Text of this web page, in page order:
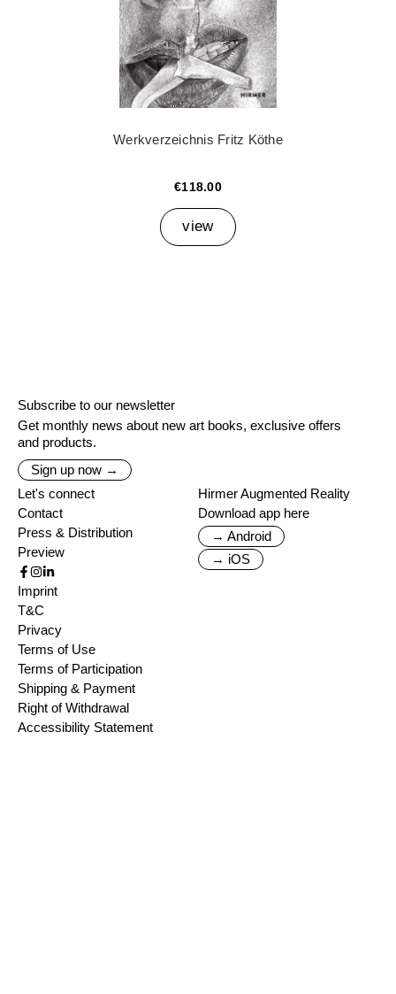
Werkverzeichnis Fritz Köthe
€118.00
view
Subscribe to our newsletter
Get monthly news about new art books, exclusive offers
and products.
Sign up now →
Let's connect
Contact
Press & Distribution
Preview
Hirmer Augmented Reality
Download app here
→ Android
→ iOS
Imprint
T&C
Privacy
Terms of Use
Terms of Participation
Shipping & Payment
Right of Withdrawal
Accessibility Statement